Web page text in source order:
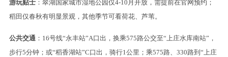
还是带娃放电，都能找到乐趣～
绿道信息